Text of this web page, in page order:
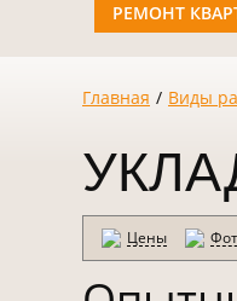
РЕМОНТ
Главная / Виды
Цены